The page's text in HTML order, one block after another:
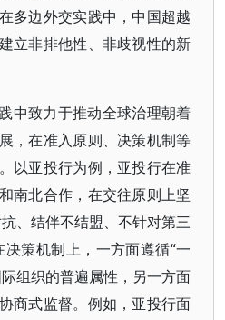
多边外交实践中，中国超越
立非排他性、非歧视性的新
中致力于推动全球治理朝着
，在准入原则、决策机制等
以亚投行为例，亚投行在准
南北合作，在交往原则上坚
、结伴不结盟、不针对第三
策机制上，一方面遵循“一
组织的普遍属性，另一方面
商式监督。例如，亚投行面